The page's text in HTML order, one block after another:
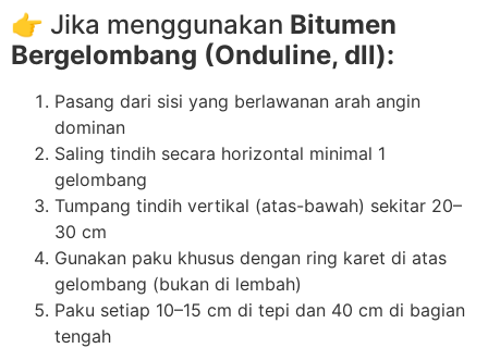
👉 Jika menggunakan Bitumen
Bergelombang (Onduline, dll):
Pasang dari sisi yang berlawanan arah angin
dominan
Saling tindih secara horizontal minimal 1
gelombang
Tumpang tindih vertikal (atas-bawah) sekitar 20–
30 cm
Gunakan paku khusus dengan ring karet di atas
gelombang (bukan di lembah)
Paku setiap 10–15 cm di tepi dan 40 cm di bagian
tengah